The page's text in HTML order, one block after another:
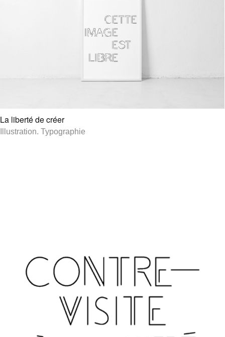
La liberté de créer
Illustration. Typographie